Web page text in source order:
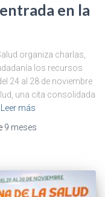
en la
organiza charlas,
los recursos
24 al 28 de noviembre
una cita consolidada
Leer más
9 meses